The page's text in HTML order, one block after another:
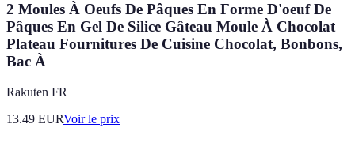
2 Moules À Oeufs De Pâques En Forme D'oeuf De
Pâques En Gel De Silice Gâteau Moule À Chocolat
Plateau Fournitures De Cuisine Chocolat, Bonbons,
Bac À
Rakuten FR
13.49 EURVoir le prix